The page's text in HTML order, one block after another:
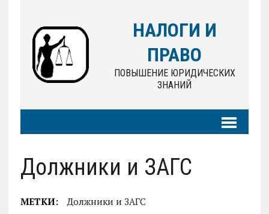
НАЛОГИ И
ПРАВО
ПОВЫШЕНИЕ ЮРИДИЧЕСКИХ
ЗНАНИЙ
Должники и ЗАГС
МЕТКИ: Должники и ЗАГС